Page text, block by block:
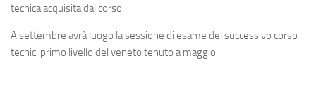
tecnica acquisita dal corso.
A settembre avrà luogo la sessione di esame del successivo corso
tecnici primo livello del veneto tenuto a maggio.